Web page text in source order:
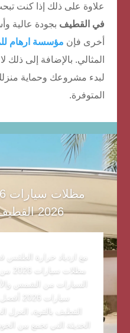
علاوة على ذلك إذا كنت
في القطيف بجودة عالية
أخرى فإن مؤسسة ارهام
المثالي. بالإضافة إلى ذلك
لبدء مشروعك وحماية
المتوفرة.
2026 القطيف | دليل شامل
مع ازدياد حرارة الطقس
السيارات من الشمس
القطيف بالقوة، العزل
الحديثة التي تجمع بين